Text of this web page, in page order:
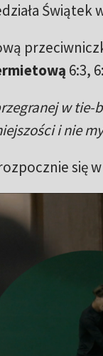
Świątek
6:3,
w tie-
i nie
się